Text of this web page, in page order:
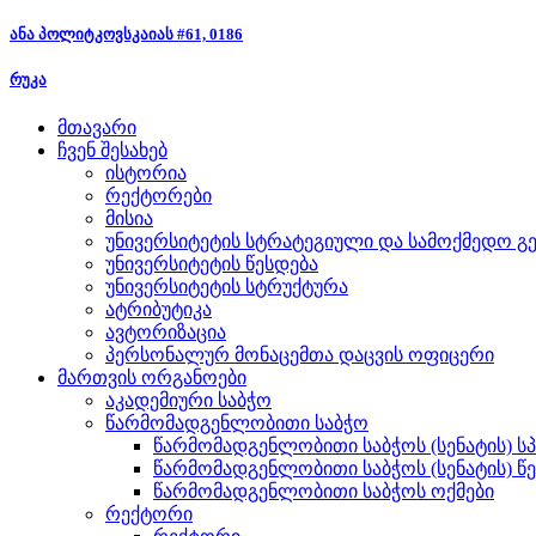
ანა პოლიტკოვსკაიას #61, 0186
რუკა
მთავარი
ჩვენ შესახებ
ისტორია
რექტორები
მისია
უნივერსიტეტის სტრატეგიული და სამოქმედო
უნივერსიტეტის წესდება
უნივერსიტეტის სტრუქტურა
ატრიბუტიკა
ავტორიზაცია
პერსონალურ მონაცემთა დაცვის ოფიცერი
მართვის ორგანოები
აკადემიური საბჭო
წარმომადგენლობითი საბჭო
წარმომადგენლობითი საბჭოს (სენატის)
წარმომადგენლობითი საბჭოს (სენატის)
წარმომადგენლობითი საბჭოს ოქმები
რექტორი